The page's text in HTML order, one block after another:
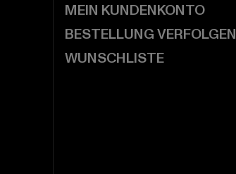
MEIN KUNDENKONTO
BESTELLUNG VERFOLGEN
WUNSCHLISTE